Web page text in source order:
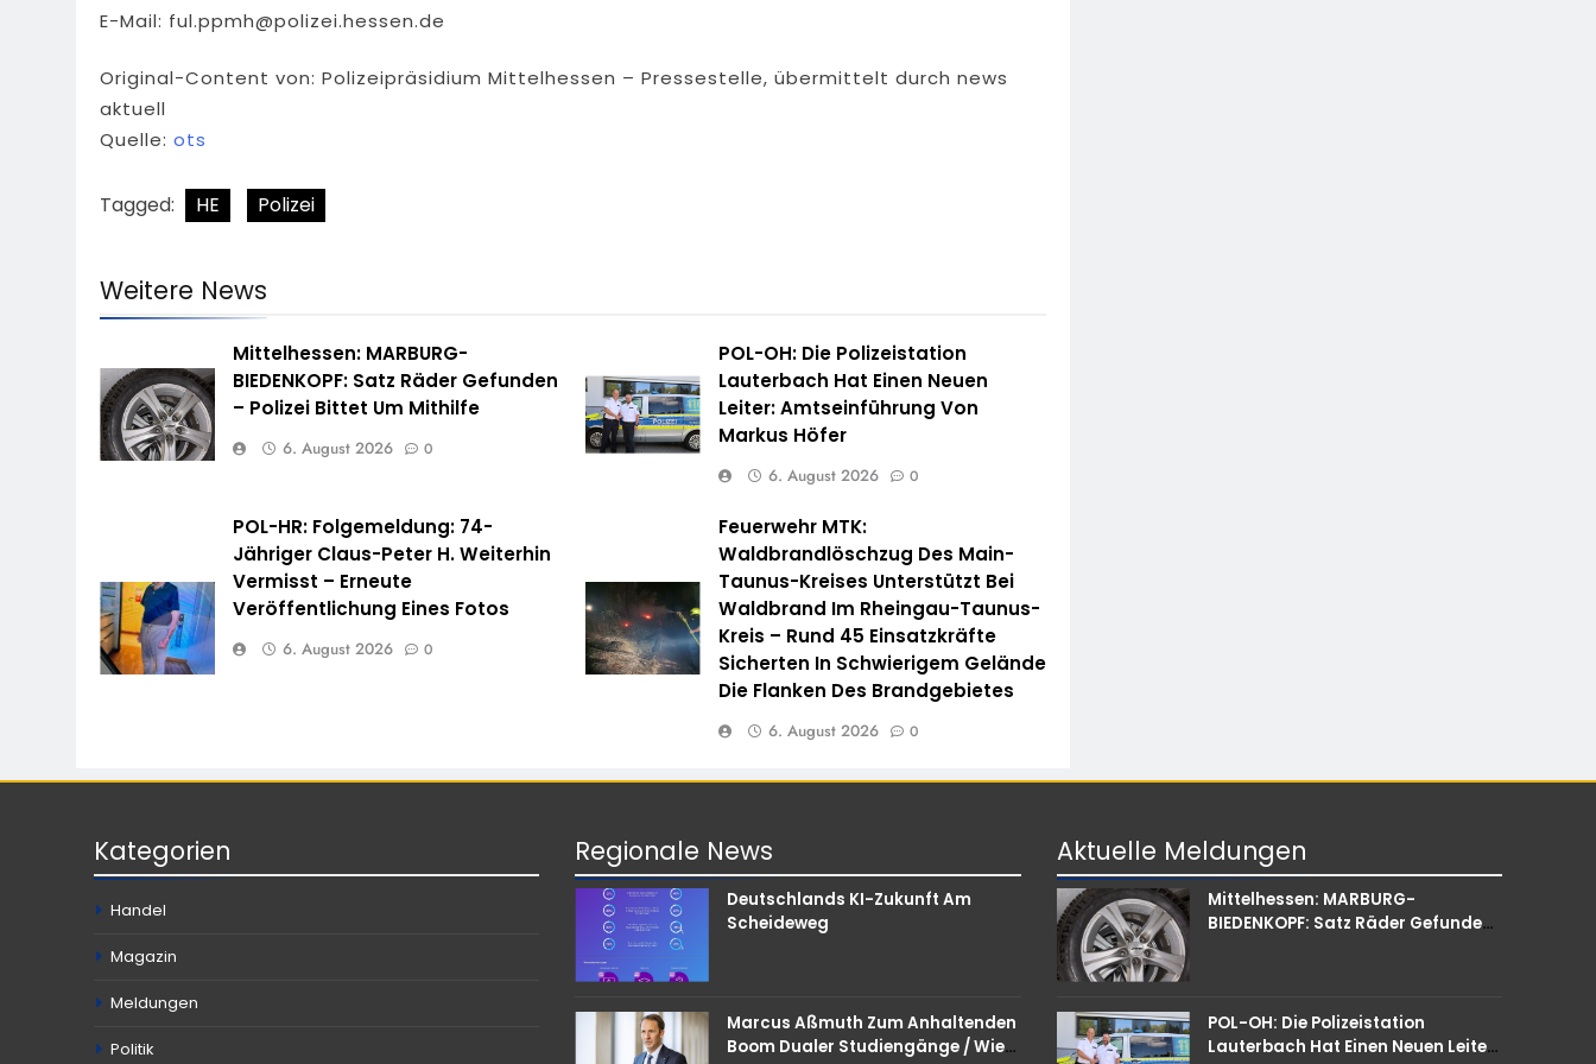
E-Mail: ful.ppmh@polizei.hessen.de
Original-Content von: Polizeipräsidium Mittelhessen – Pressestelle, übermittelt durch news
aktuell
Quelle: ots
Tagged: HE Polizei
Weitere News
Mittelhessen: MARBURG-
BIEDENKOPF: Satz Räder Gefunden
– Polizei Bittet Um Mithilfe
6. August 2026 0
POL-OH: Die Polizeistation
Lauterbach Hat Einen Neuen
Leiter: Amtseinführung Von
Markus Höfer
6. August 2026 0
POL-HR: Folgemeldung: 74-
Jähriger Claus-Peter H. Weiterhin
Vermisst – Erneute
Veröffentlichung Eines Fotos
6. August 2026 0
Feuerwehr MTK:
Waldbrandlöschzug Des Main-
Taunus-Kreises Unterstützt Bei
Waldbrand Im Rheingau-Taunus-
Kreis – Rund 45 Einsatzkräfte
Sicherten In Schwierigem Gelände
Die Flanken Des Brandgebietes
6. August 2026 0
Kategorien
Handel
Magazin
Meldungen
Politik
Regionale News
Deutschlands KI-Zukunft Am
Scheideweg
Marcus Aßmuth Zum Anhaltenden
Boom Dualer Studiengänge / Wie
Aktuelle Meldungen
Mittelhessen: MARBURG-
BIEDENKOPF: Satz Räder Gefunden
POL-OH: Die Polizeistation
Lauterbach Hat Einen Neuen Leiter: